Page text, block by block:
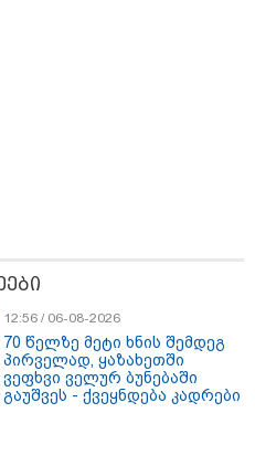
გადაარჩინა
/ 04-08-2026
კანონიკიდან
მართებულად
რომ ადამიანის
ტაძრიდან არ მოხდეს,
ისეთი
უნდა ავუხსნათ,
12:56 / 06-08-2026
70 წელზე მეტი ხნის შემდეგ
პირველად, ყაზახეთში
ვეფხვი ველურ ბუნებაში
გაუშვეს - ქვეყნდება კადრები